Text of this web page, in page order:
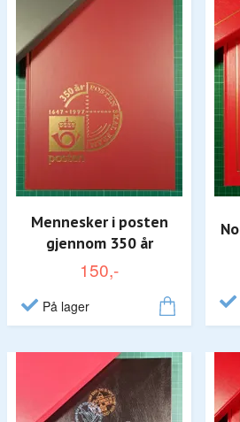
Mennesker i posten
gjennom 350 år
150,-
På lager